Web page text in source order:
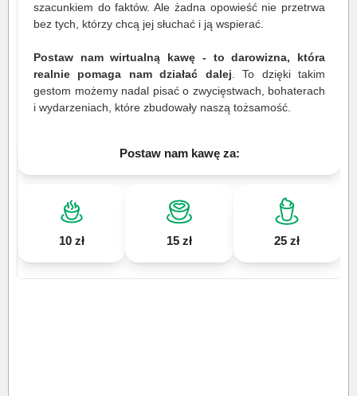
szacunkiem do faktów. Ale żadna opowieść nie przetrwa
bez tych, którzy chcą jej słuchać i ją wspierać.
Postaw nam wirtualną kawę - to darowizna, która
realnie pomaga nam działać dalej . To dzięki takim
gestom możemy nadal pisać o zwycięstwach, bohaterach
i wydarzeniach, które zbudowały naszą tożsamość.
Postaw nam kawę za:
10 zł 15 zł 25 zł